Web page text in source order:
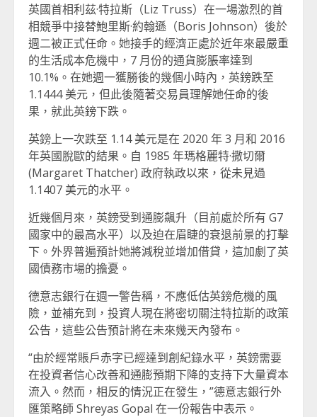
英國首相利茲·特拉斯（Liz Truss）在一場激烈的首
相競爭中接替鮑里斯·約翰遜（Boris Johnson）後於
週二被正式任命。她接手的經濟正處於近年來最嚴重
的生活成本危機中，7 月份的通貨膨脹率達到
10.1%。在她週一獲勝後的幾個小時內，英鎊跌至
1.1444 美元，但此後隨著交易員理解她任命的後
果，就此英鎊下跌。
英鎊上一次跌至 1.14 美元是在 2020 年 3 月和 2016
年英國脫歐的結果。自 1985 年瑪格麗特·撒切爾
(Margaret Thatcher) 政府執政以來，從未見過
1.1407 美元的水平。
近幾個月來，英鎊受到通膨飆升（目前處於所有 G7
國家中的最高水平）以及迫在眉睫的衰退前景的打擊
下。外界普遍預計她將減稅並增加借貸，這加劇了英
國債務市場的擔憂。
德意志銀行在週一警告稱，不應低估英鎊危機的風
險，並補充到，投資人現在將密切關注特拉斯的政策
公告，這些公告預計將在未來幾天內發布。
“由於經常賬戶赤字已經達到創紀錄水平，英鎊需要
在投資者信心改善和通膨預期下降的支持下大量資本
流入。然而，相反的情況正在發生，”德意志銀行外
匯策略師 Shreyas Gopal 在一份報告中表示。